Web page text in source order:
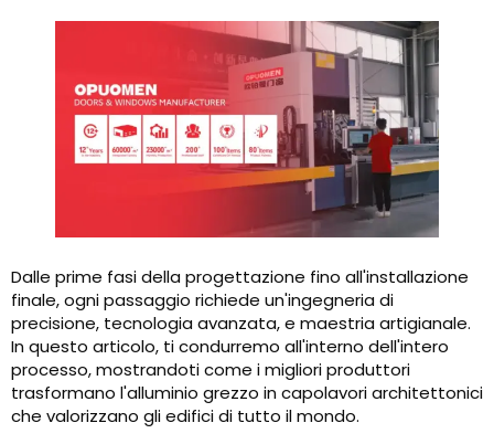
Dalle prime fasi della progettazione fino all'installazione
finale, ogni passaggio richiede un'ingegneria di
precisione, tecnologia avanzata, e maestria artigianale.
In questo articolo, ti condurremo all'interno dell'intero
processo, mostrandoti come i migliori produttori
trasformano l'alluminio grezzo in capolavori architettonici
che valorizzano gli edifici di tutto il mondo.